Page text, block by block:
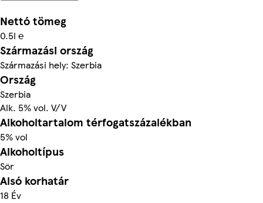
Nettó tömeg
0.5l ℮
Származási ország
Származási hely: Szerbia
Ország
Szerbia
Alk. 5% vol. V/V
Alkoholtartalom térfogatszázalékban
5% vol
Alkoholtípus
Sör
Alsó korhatár
18 Év